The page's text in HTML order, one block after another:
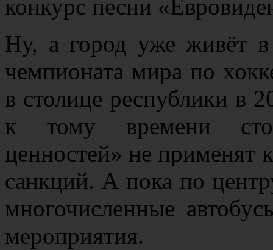
конкурс песни
Ну, а город уже живёт
чемпионата мира по
в столице республики в
к тому времени
ценностей» не применят
санкций. А пока по
многочисленные
мероприятия.